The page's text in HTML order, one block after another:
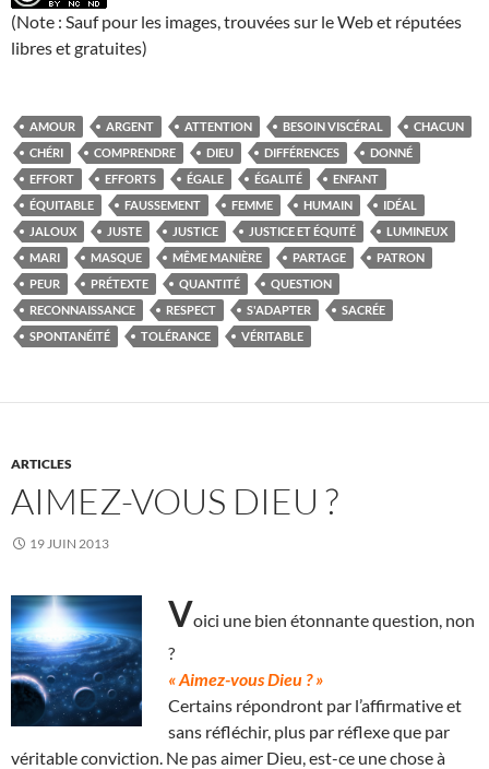
(Note : Sauf pour les images, trouvées sur le Web et réputées
libres et gratuites)
AMOUR ARGENT ATTENTION BESOIN VISCÉRAL
CHACUN
CHÉRI
COMPRENDRE DIEU DIFFÉRENCES
DONNÉ
EFFORT
EFFORTS ÉGALE ÉGALITÉ
ENFANT
ÉQUITABLE
FAUSSEMENT FEMME HUMAIN
IDÉAL
JALOUX
JUSTE JUSTICE JUSTICE ET ÉQUITÉ
LUMINEUX
MARI
MASQUE MÊME MANIÈRE PARTAGE
PATRON
PEUR
PRÉTEXTE QUANTITÉ
QUESTION
RECONNAISSANCE
RESPECT S'ADAPTER
SACRÉE
SPONTANÉITÉ
TOLÉRANCE VÉRITABLE
ARTICLES
AIMEZ-VOUS DIEU ?
19 JUIN 2013
Voici une bien étonnante question, non
?
« Aimez-vous Dieu ? »
Certains répondront par l’affirmative et
sans réfléchir, plus par réflexe que par
véritable conviction. Ne pas aimer Dieu, est-ce une chose à